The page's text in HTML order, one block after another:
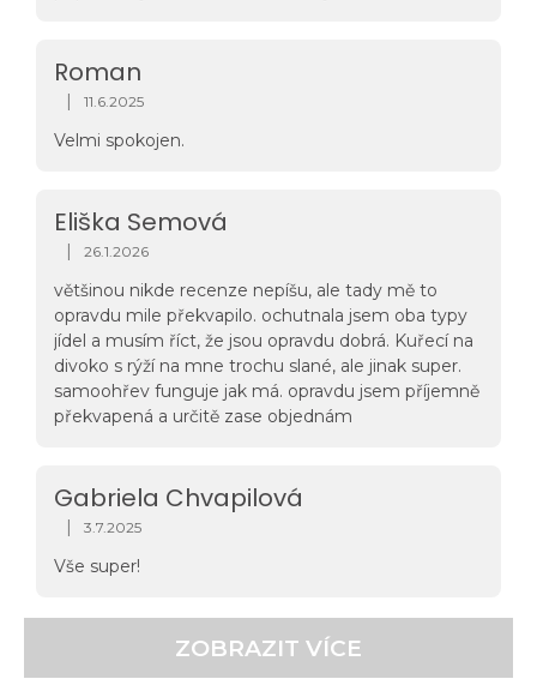
ani přijmout a veliké díky za porridge - do teď jsem
se šidila na snídaních. Nejlepší volba v jídle na cesty.
PS: Vaše vzkazy mě vždy dodají víc chuti do toho :)
Roman
Hodnocení obchodu je 5 z 5 hvězdiček.
| 11.6.2025
Velmi spokojen.
Eliška Semová
Hodnocení obchodu je 5 z 5 hvězdiček.
| 26.1.2026
většinou nikde recenze nepíšu, ale tady mě to
opravdu mile překvapilo. ochutnala jsem oba typy
jídel a musím říct, že jsou opravdu dobrá. Kuřecí na
divoko s rýží na mne trochu slané, ale jinak super.
samoohřev funguje jak má. opravdu jsem příjemně
překvapená a určitě zase objednám
Gabriela Chvapilová
Hodnocení obchodu je 5 z 5 hvězdiček.
| 3.7.2025
Vše super!
ZOBRAZIT VÍCE